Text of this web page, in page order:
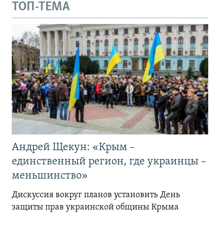
ТОП-ТЕМА
Андрей Щекун: «Крым –
единственный регион, где украинцы –
меньшинство»
Дискуссия вокруг планов установить День
защиты прав украинской общины Крыма